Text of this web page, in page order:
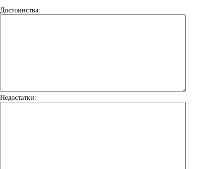
Достоинства:
Недостатки: